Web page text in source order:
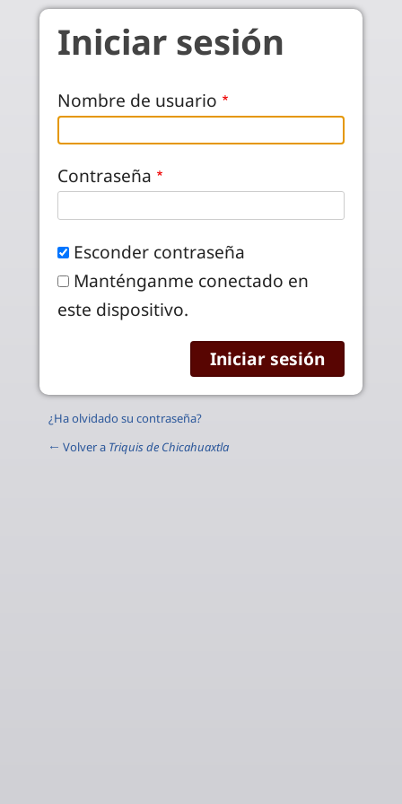
Pasar al contenido principal
Iniciar sesión
Nombre de usuario
Contraseña
Esconder contraseña
Manténganme conectado en
este dispositivo.
¿Ha olvidado su contraseña?
← Volver a Triquis de Chicahuaxtla